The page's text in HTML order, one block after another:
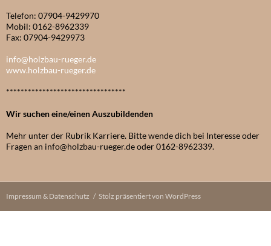
Telefon: 07904-9429970
Mobil: 0162-8962339
Fax: 07904-9429973
info@holzbau-rueger.de
www.holzbau-rueger.de
*********************************
Wir suchen eine/einen Auszubildenden
Mehr unter der Rubrik Karriere. Bitte wende dich bei Interesse oder
Fragen an info@holzbau-rueger.de oder 0162-8962339.
Impressum & Datenschutz Stolz präsentiert von WordPress